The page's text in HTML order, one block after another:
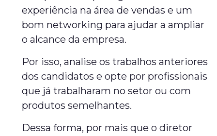
experiência na área de vendas e um
bom networking para ajudar a ampliar
o alcance da empresa.
Por isso, analise os trabalhos anteriores
dos candidatos e opte por profissionais
que já trabalharam no setor ou com
produtos semelhantes.
Dessa forma, por mais que o diretor